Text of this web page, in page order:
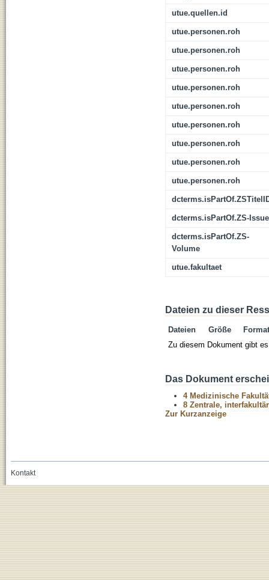
utue.quellen.id
utue.personen.roh
utue.personen.roh
utue.personen.roh
utue.personen.roh
utue.personen.roh
utue.personen.roh
utue.personen.roh
utue.personen.roh
utue.personen.roh
dcterms.isPartOf.ZS-Issue
dcterms.isPartOf.ZS-
Volume
utue.fakultaet
Dateien zu dieser
Dateien Größe
Format
Zu diesem Dokument gibt
Das Dokument
4 Medizinische
8 Zentrale,
Zur Kurzanzeige
Kontakt